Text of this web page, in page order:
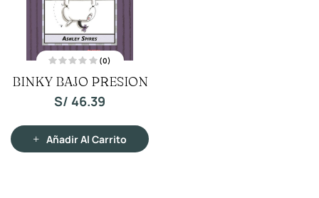
a
l
o
c
o
(0)
BINKY BAJO PRESION
S/ 46.39
Añadir Al Carrito